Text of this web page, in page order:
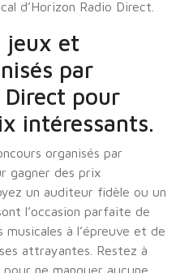
d’Horizon Radio Direct.
jeux et
par
Direct pour
intéressants.
organisés par
gagner des prix
un auditeur fidèle ou un
l’occasion parfaite de
à l’épreuve et de
attrayantes. Restez à
ne manquer aucune